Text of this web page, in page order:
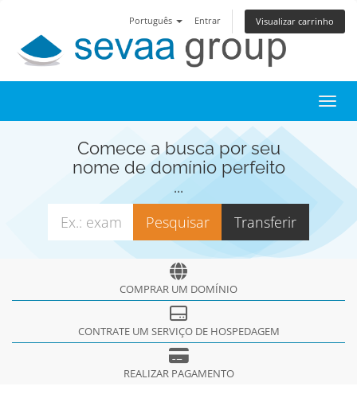
Português Entrar Visualizar carrinho
Comece a busca por seu
nome de domínio perfeito
...
COMPRAR UM DOMÍNIO
CONTRATE UM SERVIÇO DE HOSPEDAGEM
REALIZAR PAGAMENTO